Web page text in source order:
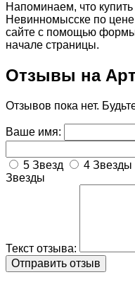
Напоминаем, что купить
Невинномысске по
сайте с помощью формы
начале страницы.
Отзывы на
Отзывов пока нет.
Ваше имя:
5 Звезд
4 Звезды
Звезды
Текст отзыва: